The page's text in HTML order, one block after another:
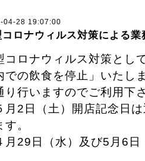
04-28 19:07:00
ロナウィルス対策による業
コロナウィルス対策とし
での飲食を停止」いたし
り行いますのでご利用下
月2日（土）開店記念日
す。
月29日（水）及び5月6日